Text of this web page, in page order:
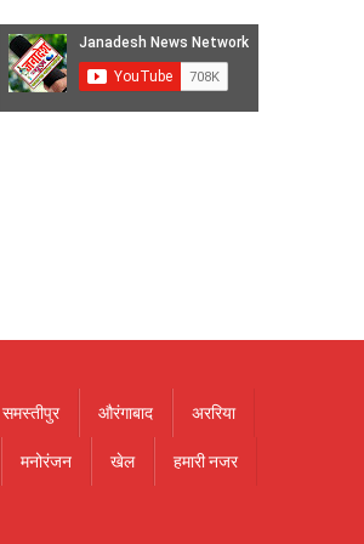
समस्तीपुर औरंगाबाद अररिया
मनोरंजन खेल हमारी नजर